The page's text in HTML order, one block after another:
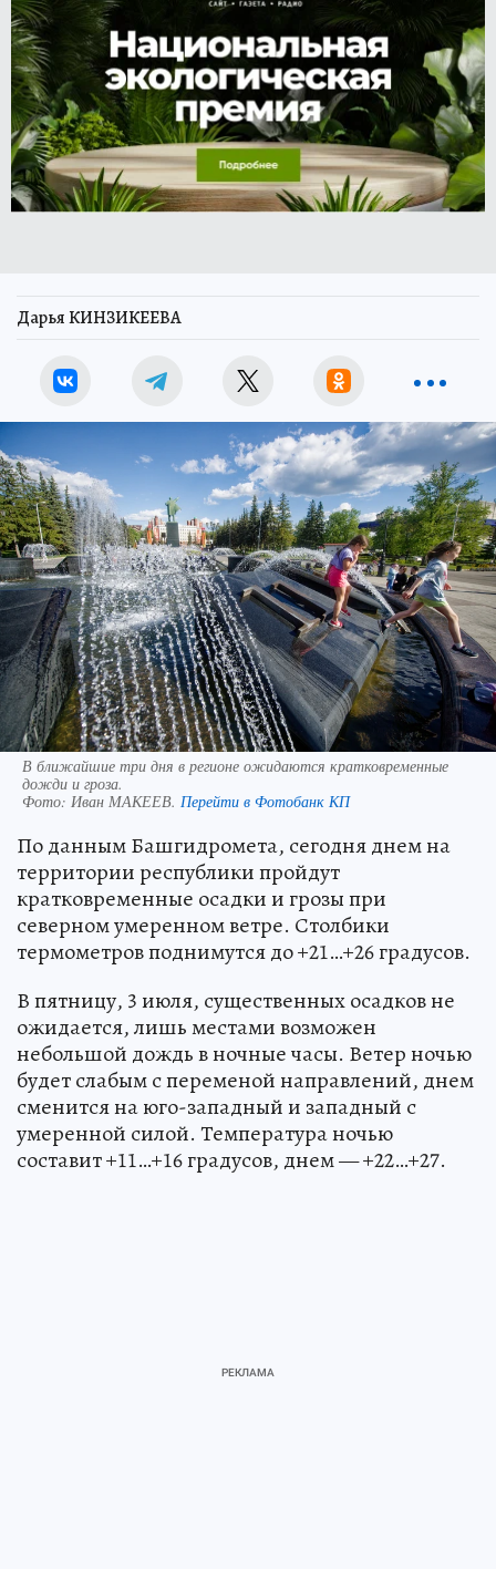
Дарья КИНЗИКЕЕВА
В ближайшие три дня в регионе ожидаются кратковременные
дожди и гроза.
Фото: Иван МАКЕЕВ. Перейти в Фотобанк КП
По данным Башгидромета, сегодня днем на
территории республики пройдут
кратковременные осадки и грозы при
северном умеренном ветре. Столбики
термометров поднимутся до +21…+26 градусов.
В пятницу, 3 июля, существенных осадков не
ожидается, лишь местами возможен
небольшой дождь в ночные часы. Ветер ночью
будет слабым с переменой направлений, днем
сменится на юго-западный и западный с
умеренной силой. Температура ночью
составит +11…+16 градусов, днем — +22…+27.